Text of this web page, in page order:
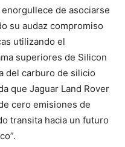
de asociarse
su audaz compromiso
utilizando el
superiores de Silicon
del carburo de silicio
que Jaguar Land Rover
cero emisiones de
transita hacia un futuro